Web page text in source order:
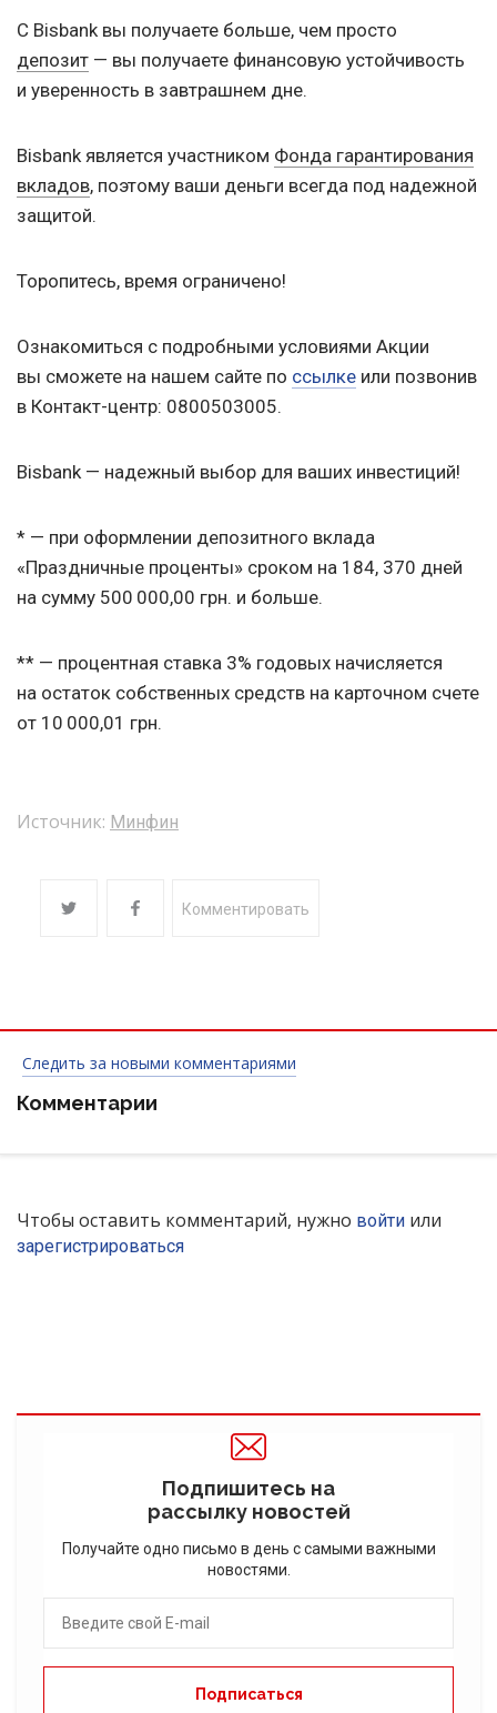
С Bisbank вы получаете больше, чем просто
депозит — вы получаете финансовую устойчивость
и уверенность в завтрашнем дне.
Bisbank является участником Фонда гарантирования
вкладов, поэтому ваши деньги всегда под надежной
защитой.
Торопитесь, время ограничено!
Ознакомиться с подробными условиями Акции
вы сможете на нашем сайте по ссылке или позвонив
в Контакт-центр: 0800503005.
Bisbank — надежный выбор для ваших инвестиций!
* — при оформлении депозитного вклада
«Праздничные проценты» сроком на 184, 370 дней
на сумму 500 000,00 грн. и больше.
** — процентная ставка 3% годовых начисляется
на остаток собственных средств на карточном счете
от 10 000,01 грн.
Источник: Минфин
Комментировать
Следить за новыми комментариями
Комментарии
Чтобы оставить комментарий, нужно войти или
зарегистрироваться
Подпишитесь на
рассылку новостей
Получайте одно письмо в день с самыми важными
новостями.